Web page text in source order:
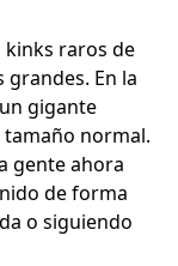
kinks raros de
grandes. En la
gigante
normal.
gente ahora
de forma
o siguiendo